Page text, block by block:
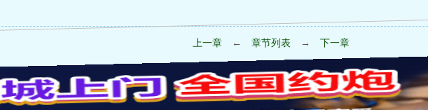
上一章 ← 章节列表 → 下一章